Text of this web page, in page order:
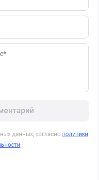
данных, согласно политики